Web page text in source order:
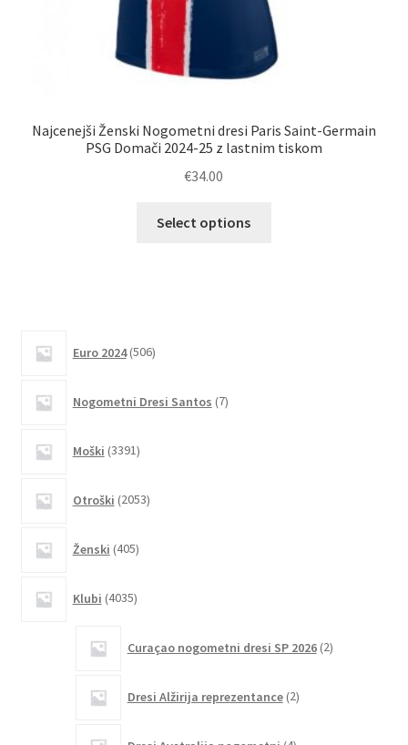
Najcenejši Ženski Nogometni dresi Paris Saint-Germain
PSG Domači 2024-25 z lastnim tiskom
€34.00
Select options
Euro 2024 506izdelkov
Nogometni Dresi Santos 7izdelkov
Moški 3391izdelkov
Otroški 2053izdelkov
Ženski 405izdelkov
Klubi 4035izdelkov
Curaçao nogometni dresi SP 2026 2izdelka
Dresi Alžirija reprezentance 2izdelka